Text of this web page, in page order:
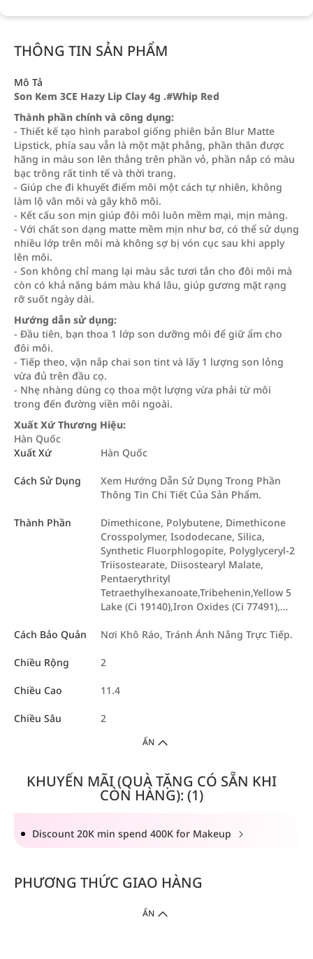
THÔNG TIN SẢN PHẨM
Mô Tả
Son Kem 3CE Hazy Lip Clay 4g .#Whip Red
Thành phần chính và công dụng:
- Thiết kế tạo hình parabol giống phiên bản Blur Matte
Lipstick, phía sau vẫn là một mặt phẳng, phần thân được
hãng in màu son lên thẳng trên phần vỏ, phần nắp có màu
bạc trông rất tinh tế và thời trang.
- Giúp che đi khuyết điểm môi một cách tự nhiên, không
làm lộ vân môi và gây khô môi.
- Kết cấu son mịn giúp đôi môi luôn mềm mại, mịn màng.
- Với chất son dạng matte mềm mịn như bơ, có thể sử dụng
nhiều lớp trên môi mà không sợ bị vón cục sau khi apply
lên môi.
- Son không chỉ mang lại màu sắc tươi tắn cho đôi môi mà
còn có khả năng bám màu khá lâu, giúp gương mặt rạng
rỡ suốt ngày dài.
Hướng dẫn sử dụng:
- Đầu tiên, bạn thoa 1 lớp son dưỡng môi để giữ ẩm cho
đôi môi.
- Tiếp theo, vặn nắp chai son tint và lấy 1 lượng son lỏng
vừa đủ trên đầu cọ.
- Nhẹ nhàng dùng cọ thoa một lượng vừa phải từ môi
trong đến đường viền môi ngoài.
Xuất Xứ Thương Hiệu:
Hàn Quốc
Xuất Xứ
Hàn Quốc
Cách Sử Dụng
Xem Hướng Dẫn Sử Dụng Trong Phần
Thông Tin Chi Tiết Của Sản Phẩm.
Thành Phần
Dimethicone, Polybutene, Dimethicone
Crosspolymer, Isododecane, Silica,
Synthetic Fluorphlogopite, Polyglyceryl-2
Triisostearate, Diisostearyl Malate,
Pentaerythrityl
Tetraethylhexanoate,Tribehenin,Yellow 5
Lake (Ci 19140),Iron Oxides (Ci 77491),…
Cách Bảo Quản Nơi Khô Ráo, Tránh Ánh Nắng Trực Tiếp.
Chiều Rộng 2
Chiều Cao 11.4
Chiều Sâu 2
ẨN
KHUYẾN MÃI (QUÀ TẶNG CÓ SẴN KHI
CÒN HÀNG): (1)
Discount 20K min spend 400K for Makeup
PHƯƠNG THỨC GIAO HÀNG
ẨN